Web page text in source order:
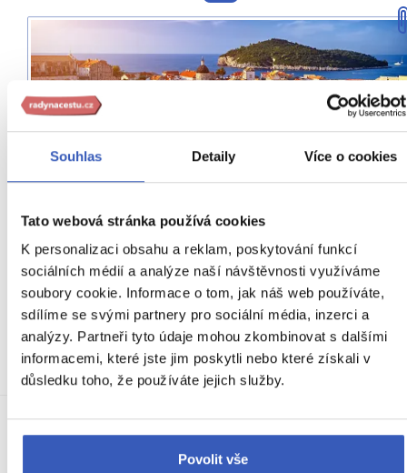
Souhlas Detaily Více o cookies
Tato webová stránka používá cookies
K personalizaci obsahu a reklam, poskytování funkcí
sociálních médií a analýze naší návštěvnosti využíváme
soubory cookie. Informace o tom, jak náš web používáte,
sdílíme se svými partnery pro sociální média, inzerci a
analýzy. Partneři tyto údaje mohou zkombinovat s dalšími
informacemi, které jste jim poskytli nebo které získali v
důsledku toho, že používáte jejich služby.
Povolit vše
S ohledem na letový řád možnost procházky
Dubrovníkem a následný odlet zpět do Prahy.
Podle časových možností s ohledem na letový řád se
krátce projdeme městem Dubrovník, který je často …číst
Co už máte v ceně?